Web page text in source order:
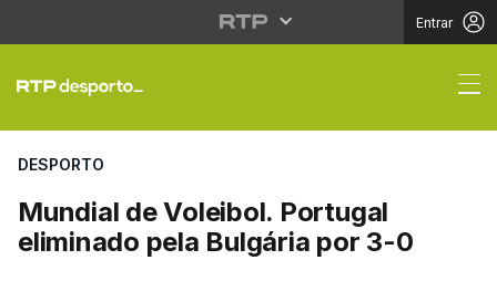
Entrar
Mundial de Voleibol.
DESPORTO
Mundial de Voleibol. Portugal
eliminado pela Bulgária por 3-0